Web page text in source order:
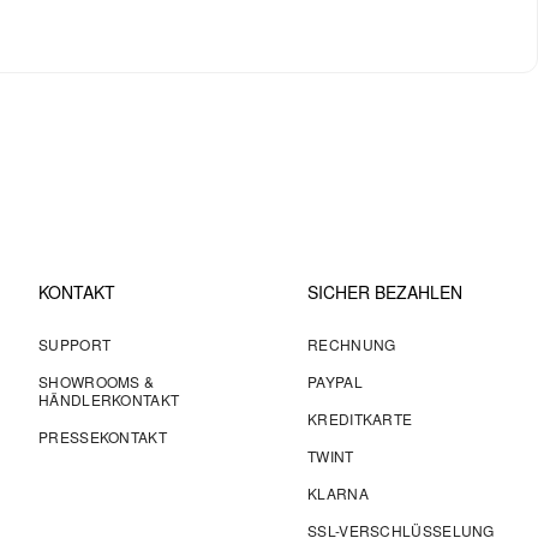
KONTAKT
SUPPORT
SHOWROOMS &
HÄNDLERKONTAKT
PRESSEKONTAKT
SICHER BEZAHLEN
RECHNUNG
PAYPAL
KREDITKARTE
TWINT
KLARNA
SSL-VERSCHLÜSSELUNG